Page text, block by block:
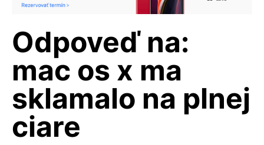
Odpoveď na:
mac os x ma
sklamalo na plnej
ciare